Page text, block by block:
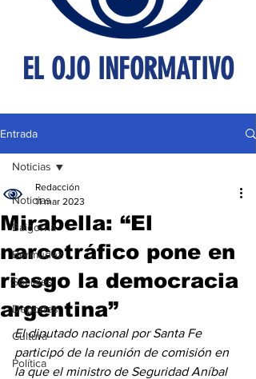
EL OJO INFORMATIVO
Entrada
Noticias
Baigorria
Bermúdez
Sociales
Deportes
Cultura
Política
Noticias
Mirabella: “El
narcotráfico pone en
riesgo la democracia
argentina”
Redacción
11 mar 2023
El diputado nacional por Santa Fe
participó de la reunión de comisión en
la que el ministro de Seguridad Aníbal